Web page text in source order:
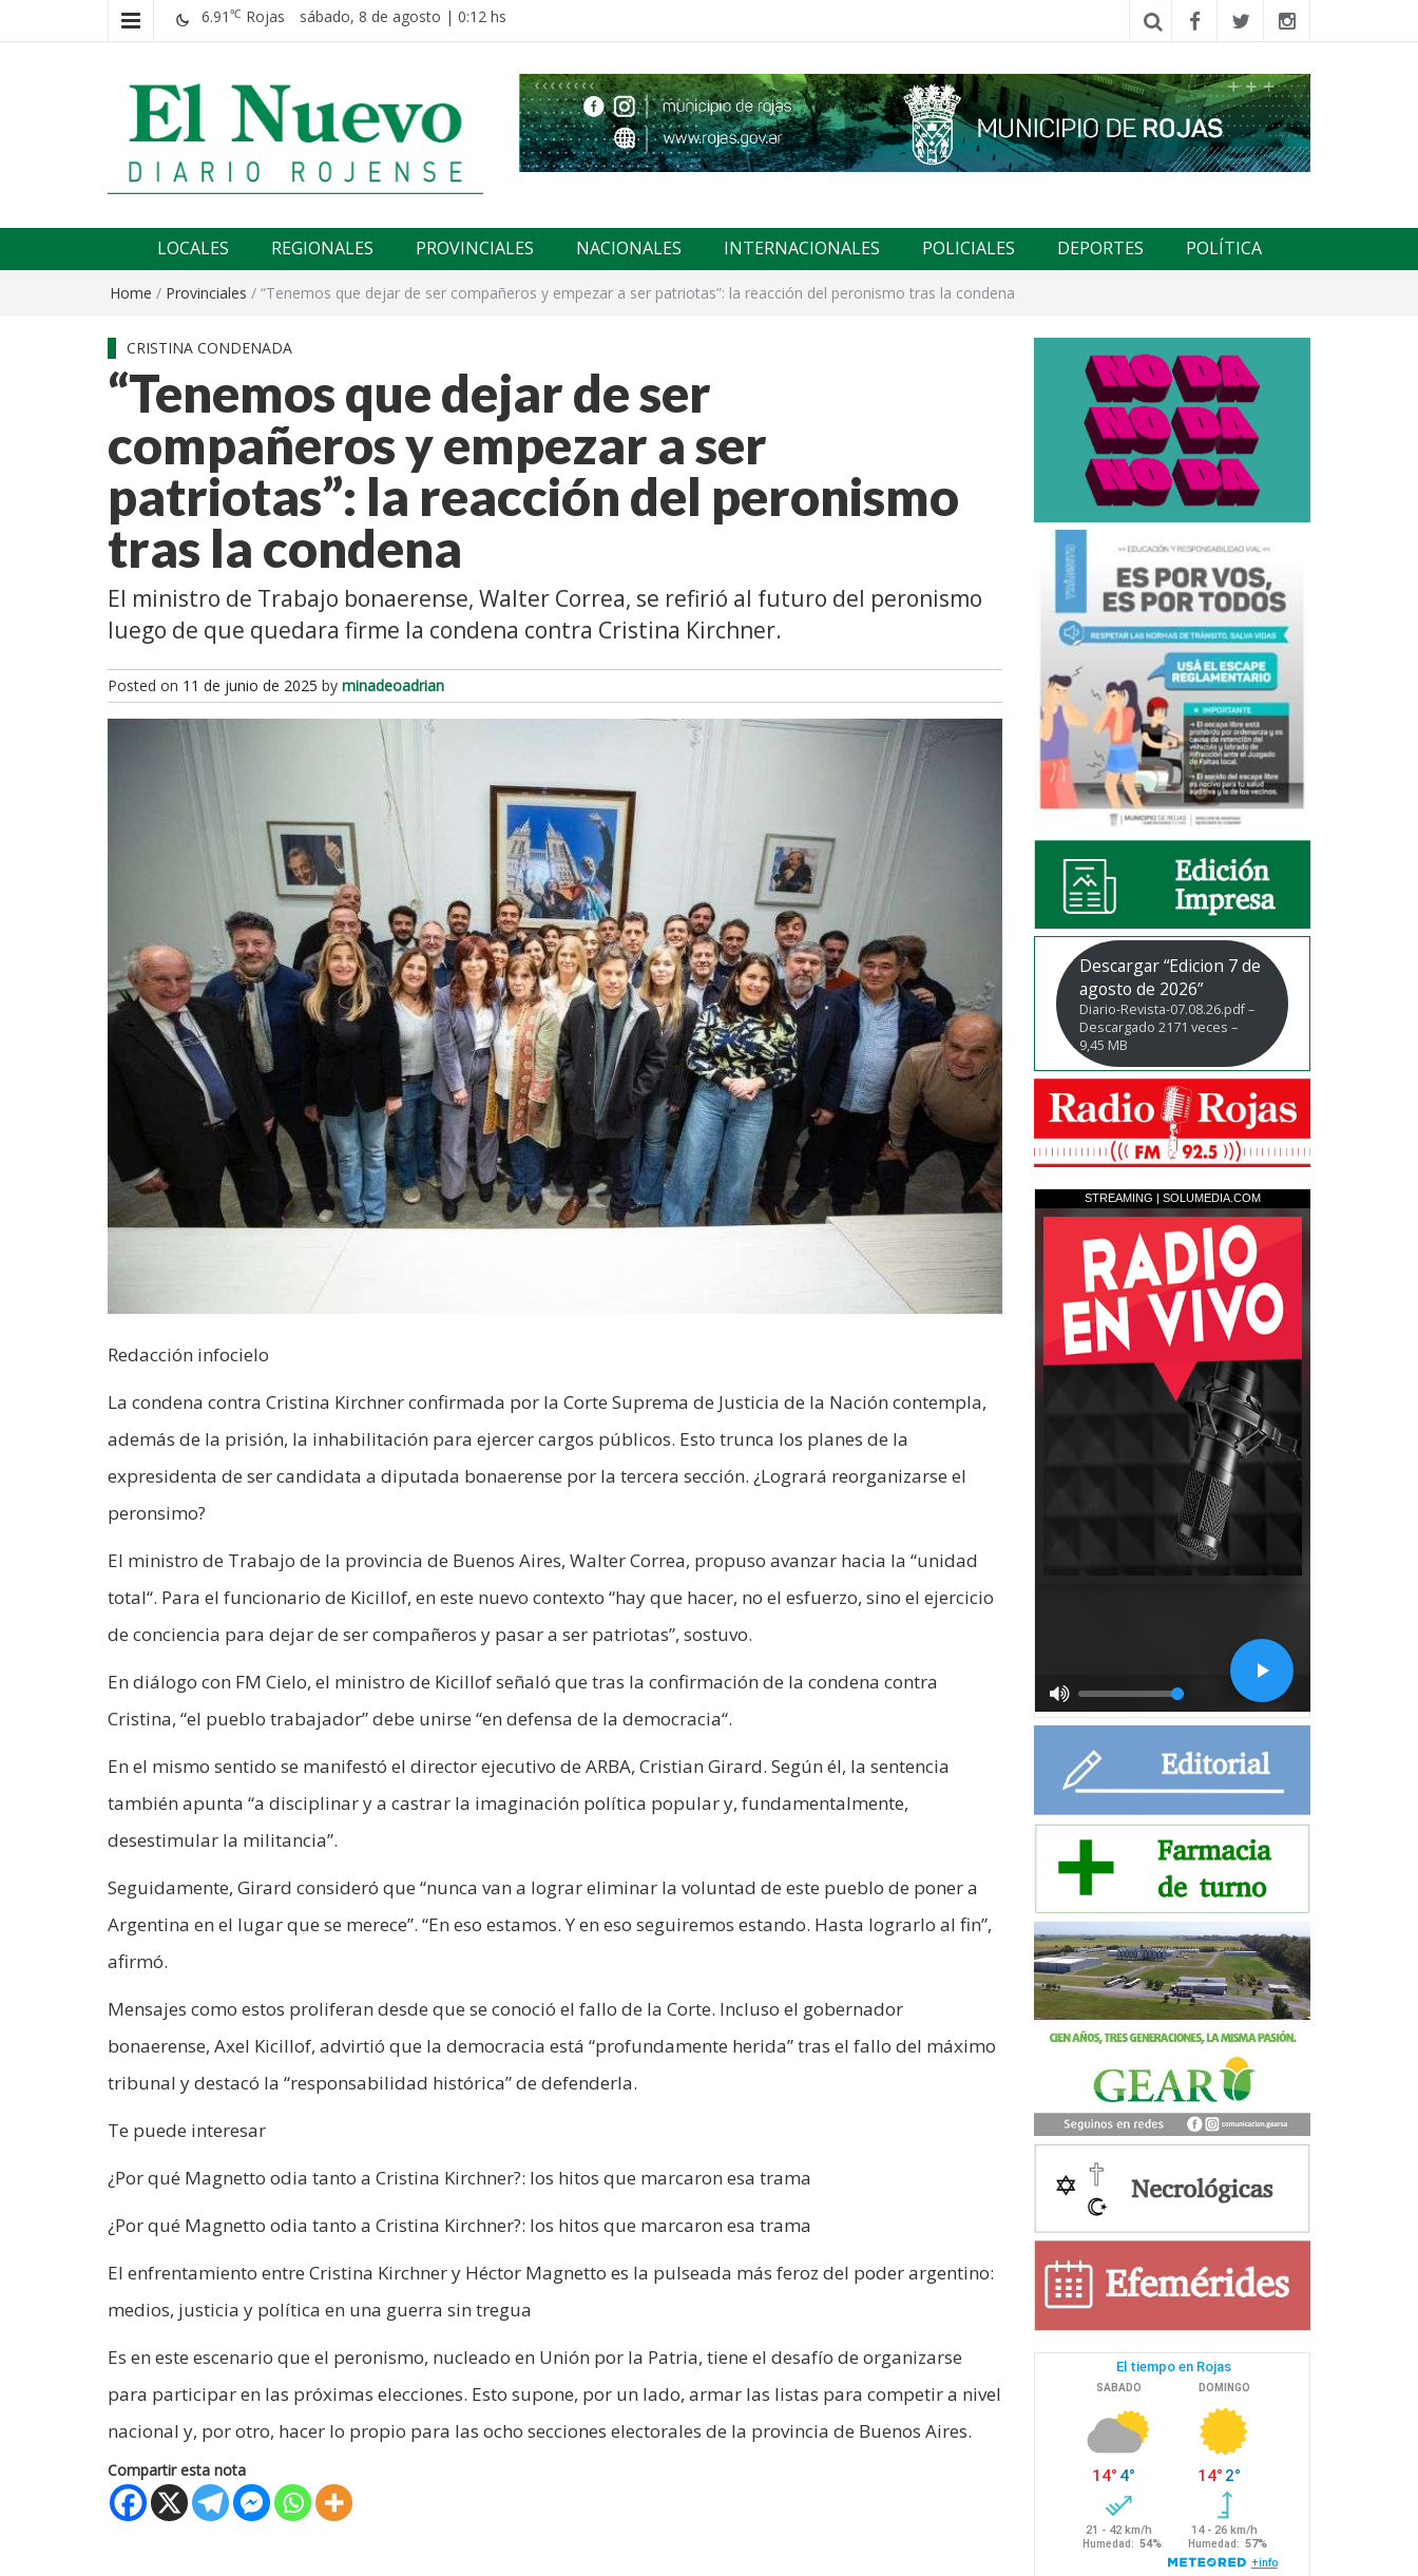
6.91 ℃ Rojas sábado, 8 de agosto | 0:12 hs
El nuevo rojense
LOCALES REGIONALES PROVINCIALES NACIONALES INTERNACIONALES POLICIALES DEPORTES POLÍTICA
Home / Provinciales / “Tenemos que dejar de ser compañeros y empezar a ser patriotas”: la reacción del peronismo tras la condena
CRISTINA CONDENADA
“Tenemos que dejar de ser
compañeros y empezar a ser
patriotas”: la reacción del peronismo
tras la condena
El ministro de Trabajo bonaerense, Walter Correa, se refirió al futuro del peronismo
luego de que quedara firme la condena contra Cristina Kirchner.
Posted on 11 de junio de 2025 by minadeoadrian
Redacción infocielo
La condena contra Cristina Kirchner confirmada por la Corte Suprema de Justicia de la Nación contempla,
además de la prisión, la inhabilitación para ejercer cargos públicos. Esto trunca los planes de la
expresidenta de ser candidata a diputada bonaerense por la tercera sección. ¿Logrará reorganizarse el
peronsimo?
El ministro de Trabajo de la provincia de Buenos Aires, Walter Correa, propuso avanzar hacia la “unidad
total“. Para el funcionario de Kicillof, en este nuevo contexto “hay que hacer, no el esfuerzo, sino el ejercicio
de conciencia para dejar de ser compañeros y pasar a ser patriotas”, sostuvo.
En diálogo con FM Cielo, el ministro de Kicillof señaló que tras la confirmación de la condena contra
Cristina, “el pueblo trabajador” debe unirse “en defensa de la democracia“.
En el mismo sentido se manifestó el director ejecutivo de ARBA, Cristian Girard. Según él, la sentencia
también apunta “a disciplinar y a castrar la imaginación política popular y, fundamentalmente,
desestimular la militancia”.
Seguidamente, Girard consideró que “nunca van a lograr eliminar la voluntad de este pueblo de poner a
Argentina en el lugar que se merece”. “En eso estamos. Y en eso seguiremos estando. Hasta lograrlo al fin”,
afirmó.
Mensajes como estos proliferan desde que se conoció el fallo de la Corte. Incluso el gobernador
bonaerense, Axel Kicillof, advirtió que la democracia está “profundamente herida” tras el fallo del máximo
tribunal y destacó la “responsabilidad histórica” de defenderla.
Te puede interesar
¿Por qué Magnetto odia tanto a Cristina Kirchner?: los hitos que marcaron esa trama
¿Por qué Magnetto odia tanto a Cristina Kirchner?: los hitos que marcaron esa trama
El enfrentamiento entre Cristina Kirchner y Héctor Magnetto es la pulseada más feroz del poder argentino:
medios, justicia y política en una guerra sin tregua
Es en este escenario que el peronismo, nucleado en Unión por la Patria, tiene el desafío de organizarse
para participar en las próximas elecciones. Esto supone, por un lado, armar las listas para competir a nivel
nacional y, por otro, hacer lo propio para las ocho secciones electorales de la provincia de Buenos Aires.
Compartir esta nota
Descargar “Edicion 7 de
agosto de 2026”
Diario-Revista-07.08.26.pdf –
Descargado 2171 veces –
9,45 MB